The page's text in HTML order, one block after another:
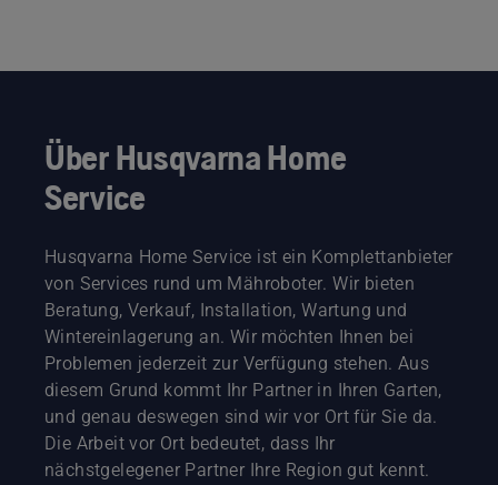
Über Husqvarna Home
Service
Husqvarna Home Service ist ein Komplettanbieter
von Services rund um Mähroboter. Wir bieten
Beratung, Verkauf, Installation, Wartung und
Wintereinlagerung an. Wir möchten Ihnen bei
Problemen jederzeit zur Verfügung stehen. Aus
diesem Grund kommt Ihr Partner in Ihren Garten,
und genau deswegen sind wir vor Ort für Sie da.
Die Arbeit vor Ort bedeutet, dass Ihr
nächstgelegener Partner Ihre Region gut kennt.